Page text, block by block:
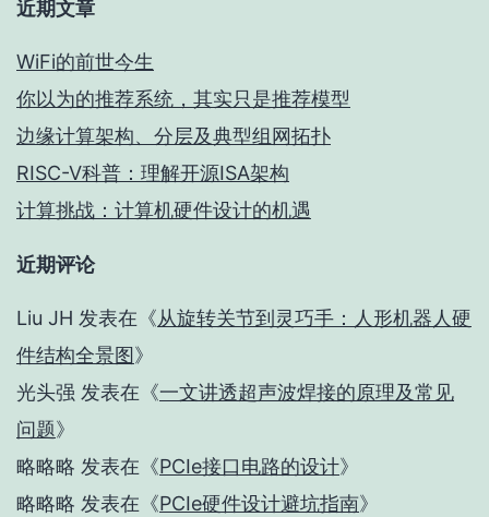
近期文章
WiFi的前世今生
你以为的推荐系统，其实只是推荐模型
边缘计算架构、分层及典型组网拓扑
RISC-V科普：理解开源ISA架构
计算挑战：计算机硬件设计的机遇
近期评论
Liu JH 发表在《从旋转关节到灵巧手：人形机器人硬
件结构全景图》
光头强 发表在《一文讲透超声波焊接的原理及常见
问题》
略略略 发表在《PCIe接口电路的设计》
略略略 发表在《PCIe硬件设计避坑指南》